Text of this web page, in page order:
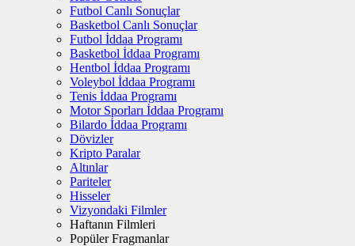
Futbol Canlı Sonuçlar
Basketbol Canlı Sonuçlar
Futbol İddaa Programı
Basketbol İddaa Programı
Hentbol İddaa Programı
Voleybol İddaa Programı
Tenis İddaa Programı
Motor Sporları İddaa Programı
Bilardo İddaa Programı
Dövizler
Kripto Paralar
Altınlar
Pariteler
Hisseler
Vizyondaki Filmler
Haftanın Filmleri
Popüler Fragmanlar